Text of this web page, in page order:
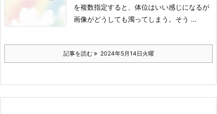
を複数指定すると、体位はいい感じになるが
画像がどうしても濁ってしまう。 そう ...
記事を読む 2024年5月14日火曜